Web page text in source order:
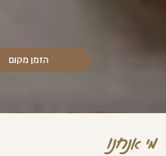
הזמן מקום
מי אנחנו